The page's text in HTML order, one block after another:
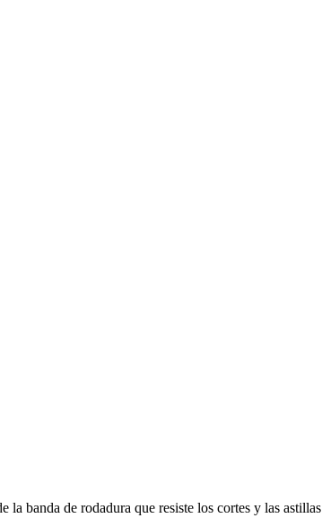
banda de rodadura que resiste los cortes y las astillas